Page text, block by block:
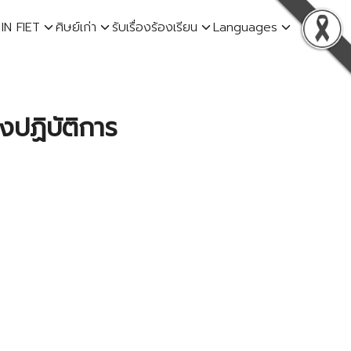
FIET ศิษย์เก่า รับเรื่องร้องเรียน
Languages
ปฏิบัติการ